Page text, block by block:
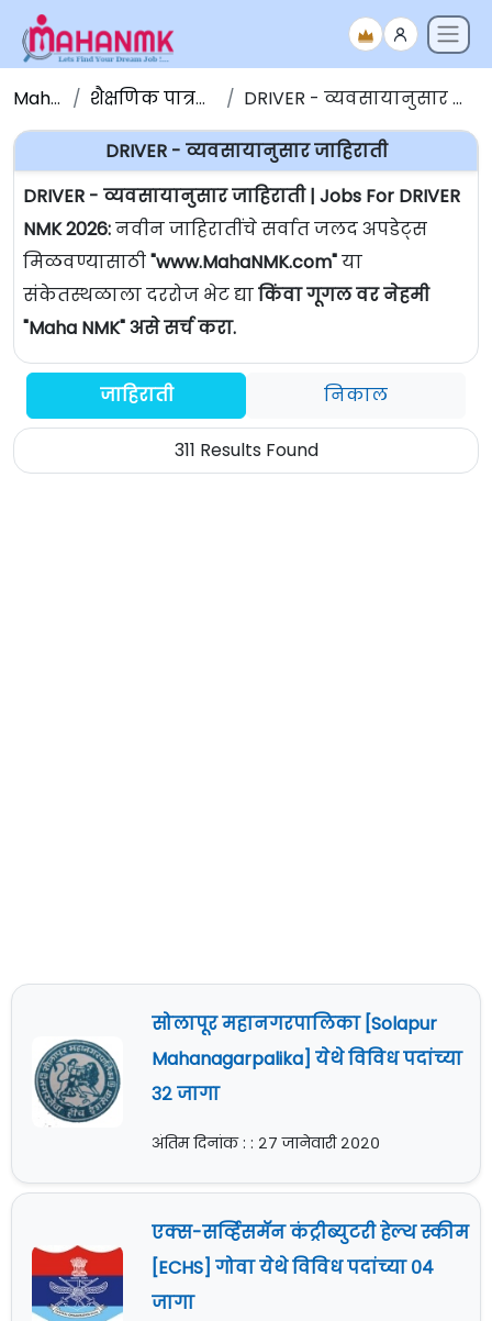
Maha NMK शैक्षणिक पात्रतेनुसार जाहिराती DRIVER - व्यवसायानुसार जाहिराती | Jobs For DRIVER
DRIVER - व्यवसायानुसार जाहिराती
DRIVER - व्यवसायानुसार जाहिराती | Jobs For DRIVER
NMK 2026:नवीन जाहिरातींचे सर्वात जलद अपडेट्स
मिळवण्यासाठी"www.MahaNMK.com"या
संकेतस्थळाला दररोज भेट द्याकिंवा गूगल वर नेहमी
"Maha NMK" असे सर्च करा.
जाहिराती निकाल
311 Results Found
सोलापूर महानगरपालिका [Solapur
Mahanagarpalika] येथे विविध पदांच्या
३२ जागा
अंतिम दिनांक : : २७ जानेवारी २०२०
एक्स-सर्व्हिसमॅन कंट्रीब्युटरी हेल्थ स्कीम
[ECHS] गोवा येथे विविध पदांच्या ०४
जागा